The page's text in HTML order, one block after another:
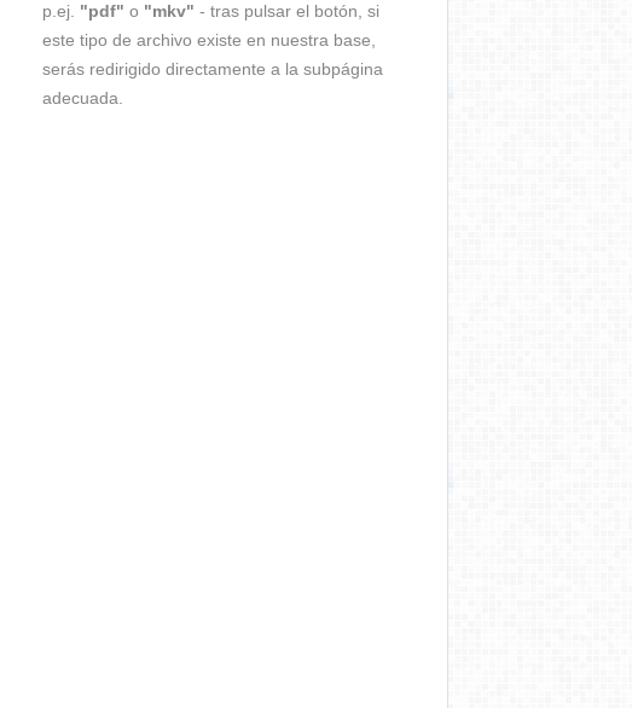
p.ej. "pdf" o "mkv" - tras pulsar el botón, si
este tipo de archivo existe en nuestra base,
serás redirigido directamente a la subpágina
adecuada.